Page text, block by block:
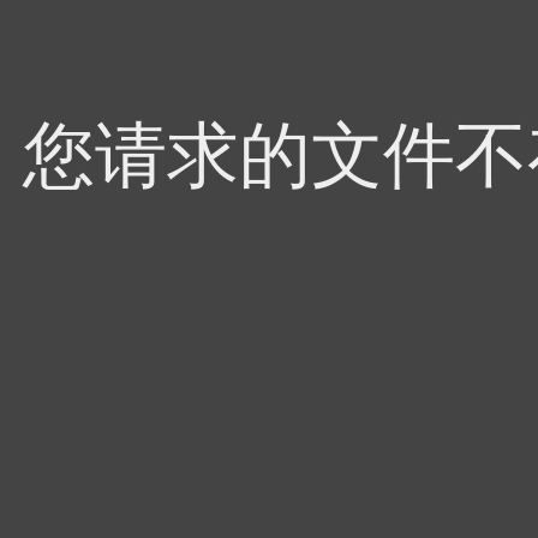
您请求的文件